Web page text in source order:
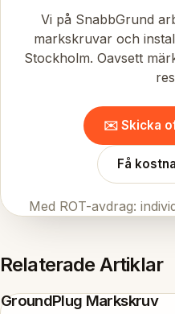
Vi på SnabbGrund
markskruvar och
Stockholm. Oavsett
✉️ Skicka
Få
Med ROT-avdrag:
Relaterade Artiklar
GroundPlug Markskruv